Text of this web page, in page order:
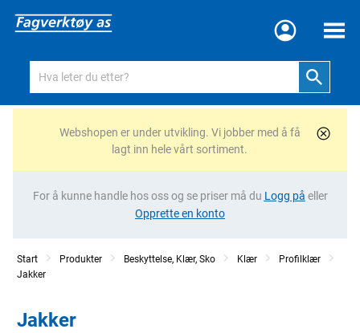
Meny
Webshopen er under utvikling. Vi jobber med å få
lagt inn hele vårt sortiment.
For å kunne handle hos oss og se priser må du Logg på eller
Opprette en konto
Start Produkter Beskyttelse, Klær, Sko Klær
Profilklær
Jakker
Jakker